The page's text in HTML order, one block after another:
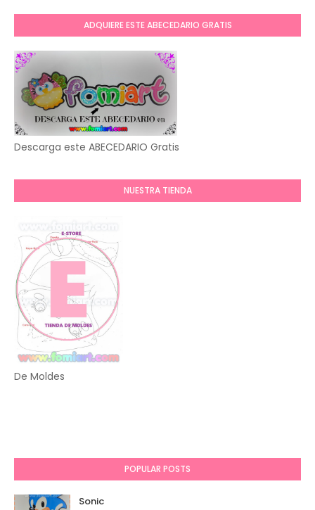
ADQUIERE ESTE ABECEDARIO GRATIS
Descarga este ABECEDARIO Gratis
NUESTRA TIENDA
De Moldes
POPULAR POSTS
Sonic